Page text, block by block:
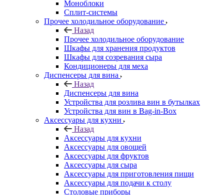
Моноблоки
Сплит-системы
Прочее холодильное оборудование
Назад
Прочее холодильное оборудование
Шкафы для хранения продуктов
Шкафы для созревания сыра
Кондиционеры для меха
Диспенсеры для вина
Назад
Диспенсеры для вина
Устройства для розлива вин в бутылках
Устройства для вин в Bag-in-Box
Аксессуары для кухни
Назад
Аксессуары для кухни
Аксессуары для овощей
Аксессуары для фруктов
Аксессуары для сыра
Аксессуары для приготовления пищи
Аксессуары для подачи к столу
Столовые приборы